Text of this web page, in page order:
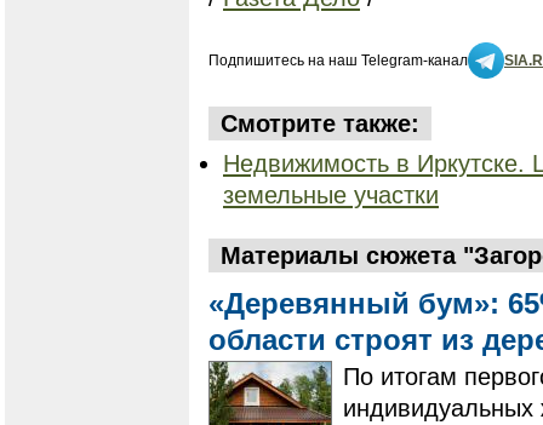
Подпишитесь на наш Telegram-канал
Смотрите также:
Недвижимость в Иркутске.
земельные участки
Материалы сюжета
«Деревянный бум»:
области строят из
По итогам